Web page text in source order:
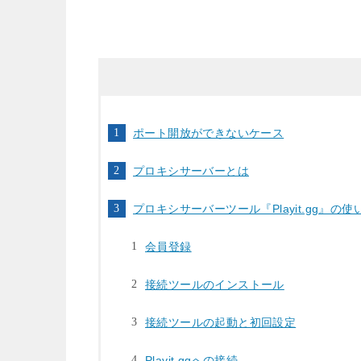
ポート開放ができないケース
プロキシサーバーとは
プロキシサーバーツール『Playit.gg』の使
会員登録
接続ツールのインストール
接続ツールの起動と初回設定